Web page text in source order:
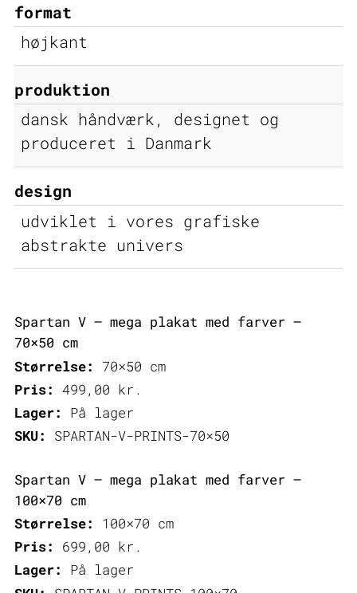
format
højkant
produktion
dansk håndværk, designet og
produceret i Danmark
design
udviklet i vores grafiske
abstrakte univers
Spartan V – mega plakat med farver –
70×50 cm
Størrelse:
70×50 cm
Pris: 499,00 kr.
Lager:
På lager
SKU:
SPARTAN-V-PRINTS-70×50
Spartan V – mega plakat med farver –
100×70 cm
Størrelse:
100×70 cm
Pris:
699,00 kr.
Lager:
På lager